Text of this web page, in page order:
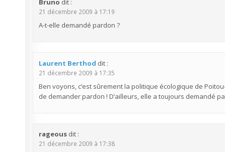
Bruno dit :
21 décembre 2009 à 17:19
A-t-elle demandé pardon ?
Laurent Berthod dit :
21 décembre 2009 à 17:35
Ben voyons, c’est sûrement la politique écologique de
de demander pardon ! D’ailleurs, elle a toujours demandé
rageous dit :
21 décembre 2009 à 17:38